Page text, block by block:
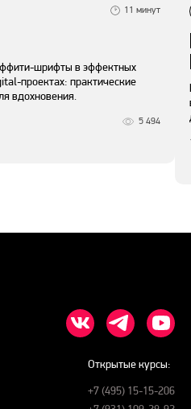
11 минут
шрифты в эффектных
проектах: практические
вдохновения.
5 494
Открытые курсы:
+7 (495) 15-15-206